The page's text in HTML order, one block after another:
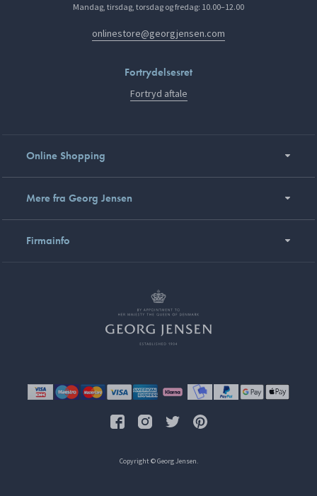
Mandag, tirsdag, torsdag og fredag: 10.00–12.00
onlinestore@georgjensen.com
Fortrydelsesret
Fortryd aftale
Online Shopping
Mere fra Georg Jensen
Firmainfo
Copyright © Georg Jensen.